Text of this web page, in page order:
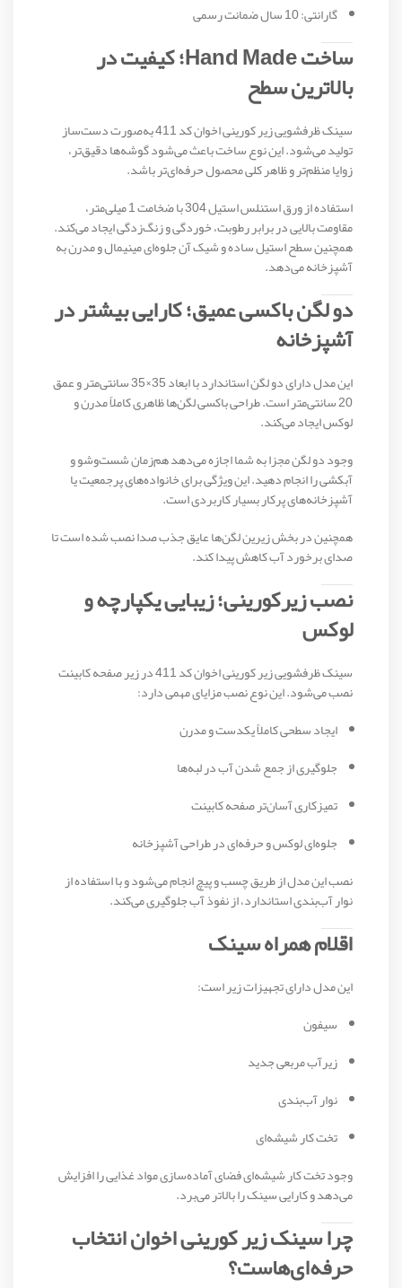
گارانتی: 10 سال ضمانت رسمی
ساخت Hand Made؛ کیفیت در
بالاترین سطح
سینک ظرفشویی زیر کورینی اخوان کد 411 به‌صورت دست‌ساز
تولید می‌شود. این نوع ساخت باعث می‌شود گوشه‌ها دقیق‌تر،
زوایا منظم‌تر و ظاهر کلی محصول حرفه‌ای‌تر باشد.
استفاده از ورق استنلس استیل 304 با ضخامت 1 میلی‌متر،
مقاومت بالایی در برابر رطوبت، خوردگی و زنگ‌زدگی ایجاد می‌کند.
همچنین سطح استیل ساده و شیک آن جلوه‌ای مینیمال و مدرن به
آشپزخانه می‌دهد.
دو لگن باکسی عمیق؛ کارایی بیشتر در
آشپزخانه
این مدل دارای دو لگن استاندارد با ابعاد 35×35 سانتی‌متر و عمق
20 سانتی‌متر است. طراحی باکسی لگن‌ها ظاهری کاملاً مدرن و
لوکس ایجاد می‌کند.
وجود دو لگن مجزا به شما اجازه می‌دهد هم‌زمان شست‌وشو و
آبکشی را انجام دهید. این ویژگی برای خانواده‌های پرجمعیت یا
آشپزخانه‌های پرکار بسیار کاربردی است.
همچنین در بخش زیرین لگن‌ها عایق جذب صدا نصب شده است تا
صدای برخورد آب کاهش پیدا کند.
نصب زیرکورینی؛ زیبایی یکپارچه و
لوکس
سینک ظرفشویی زیر کورینی اخوان کد 411 در زیر صفحه کابینت
نصب می‌شود. این نوع نصب مزایای مهمی دارد:
ایجاد سطحی کاملاً یکدست و مدرن
جلوگیری از جمع شدن آب در لبه‌ها
تمیزکاری آسان‌تر صفحه کابینت
جلوه‌ای لوکس و حرفه‌ای در طراحی آشپزخانه
نصب این مدل از طریق چسب و پیچ انجام می‌شود و با استفاده از
نوار آب‌بندی استاندارد، از نفوذ آب جلوگیری می‌کند.
اقلام همراه سینک
این مدل دارای تجهیزات زیر است:
سیفون
زیرآب مربعی جدید
نوار آب‌بندی
تخت کار شیشه‌ای
وجود تخت کار شیشه‌ای فضای آماده‌سازی مواد غذایی را افزایش
می‌دهد و کارایی سینک را بالاتر می‌برد.
چرا سینک زیر کورینی اخوان انتخاب
حرفه‌ای‌هاست؟